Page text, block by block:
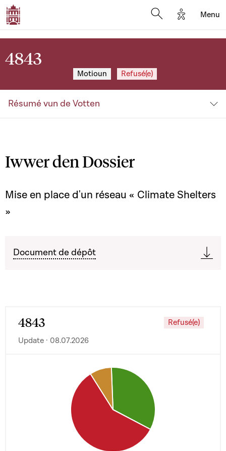
Options
Menu
4843
Motioun Refusé(e)
Résumé vun de Votten
Iwwer den Dossier
Mise en place d'un réseau « Climate Shelters
»
Document de dépôt
4843
Refusé(e)
Update · 08.07.2026